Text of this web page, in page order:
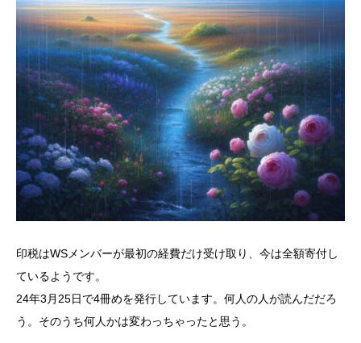
印税はWSメンバーが最初の経費だけ受け取り、今は全額寄付し
ているようです。
24年3月25日で4冊めを発行しています。何人の人が読んだだろ
う。そのうち何人かは変わっちゃったと思う。